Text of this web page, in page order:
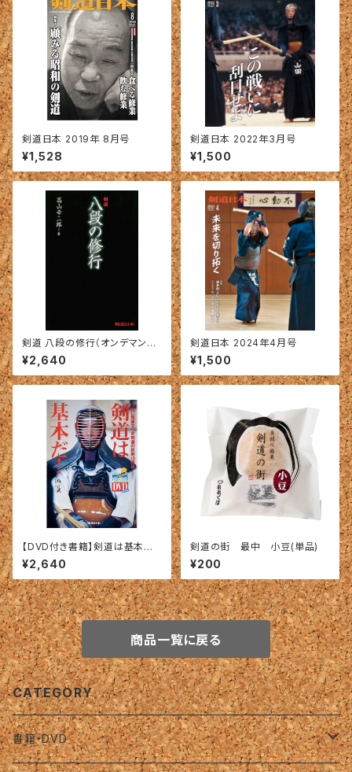
剣道日本 2019年 8月号
¥1,528
剣道日本 2022年3月号
¥1,500
剣道 八段の修行（オンデマンド
版）
¥2,640
剣道日本 2024年4月号
¥1,500
【DVD付き書籍】剣道は基本だ！
－つねに見直すべき鉄則10項目
－
¥2,640
剣道の街 最中 小豆(単品)
¥200
商品一覧に戻る
CATEGORY
書籍・DVD